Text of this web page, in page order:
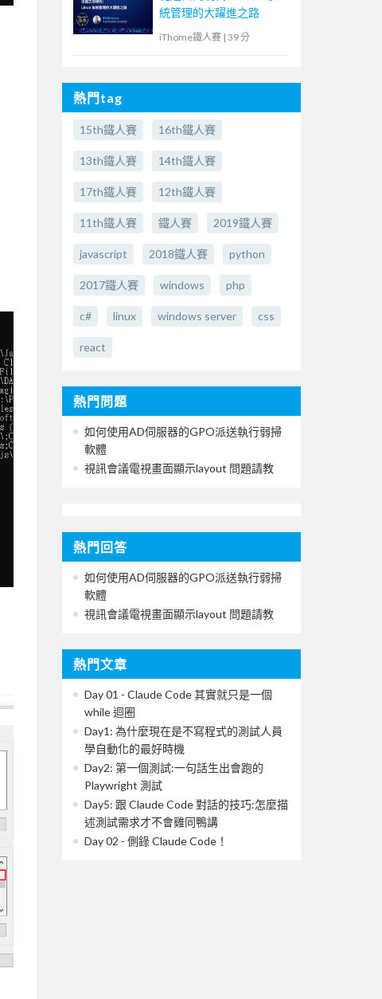
統管理的大躍進之路
iThome鐵人賽 | 39 分
熱門tag
15th鐵人賽 16th鐵人賽
13th鐵人賽 14th鐵人賽
17th鐵人賽 12th鐵人賽
11th鐵人賽 鐵人賽 2019鐵人賽
javascript 2018鐵人賽 python
2017鐵人賽 windows php
c# linux windows server css
react
熱門問題
如何使用AD伺服器的GPO派送執行弱掃
軟體
視訊會議電視畫面顯示layout 問題請教
熱門回答
如何使用AD伺服器的GPO派送執行弱掃
軟體
視訊會議電視畫面顯示layout 問題請教
熱門文章
Day 01 - Claude Code 其實就只是一個
while 迴圈
Day1: 為什麼現在是不寫程式的測試人員
學自動化的最好時機
Day2: 第一個測試:一句話生出會跑的
Playwright 測試
Day5: 跟 Claude Code 對話的技巧:怎麼描
述測試需求才不會雞同鴨講
Day 02 - 側錄 Claude Code！